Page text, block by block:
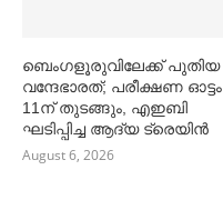
ബെംഗളൂരുവിലേക്ക് പുതിയ
വന്ദേഭാരത്; പരീക്ഷണ ഓട്ടം
11ന് തുടങ്ങും, എഇബി
ഘടിപ്പിച്ച ആദ്യ ട്രെയിന്‍
August 6, 2026